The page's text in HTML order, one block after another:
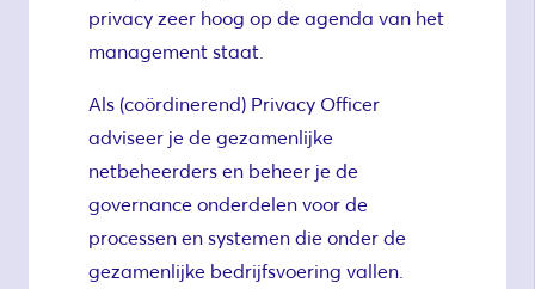
privacy zeer hoog op de agenda van het
management staat.
Als (coördinerend) Privacy Officer
adviseer je de gezamenlijke
netbeheerders en beheer je de
governance onderdelen voor de
processen en systemen die onder de
gezamenlijke bedrijfsvoering vallen.